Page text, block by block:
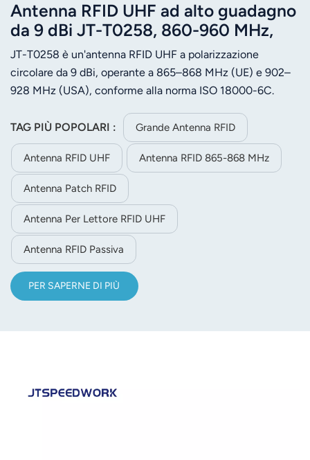
Antenna RFID UHF ad alto guadagno
da 9 dBi JT-T0258, 860-960 MHz,
ampiezza del fascio di 70°,
JTSPEEDWORK
JT-T0258 è un'antenna RFID UHF a polarizzazione
circolare da 9 dBi, operante a 865–868 MHz (UE) e 902–
928 MHz (USA), conforme alla norma ISO 18000-6C.
un'impedenza di 50 Ω e un connettore femmina di tipo N.
Realizzata in alluminio e ABS (258 × 258 × 36 mm, 0,9
kg), resiste a temperature da -40 °C a +85 °C, risultando
ideale per applicazioni RFID industriali e in ambienti
esterni difficili.
TAG PIÙ POPOLARI : Grande Antenna RFID
Antenna RFID UHF Antenna RFID 865-868 MHz
Antenna Patch RFID
Antenna Per Lettore RFID UHF
Antenna RFID Passiva
PER SAPERNE DI PIÙ